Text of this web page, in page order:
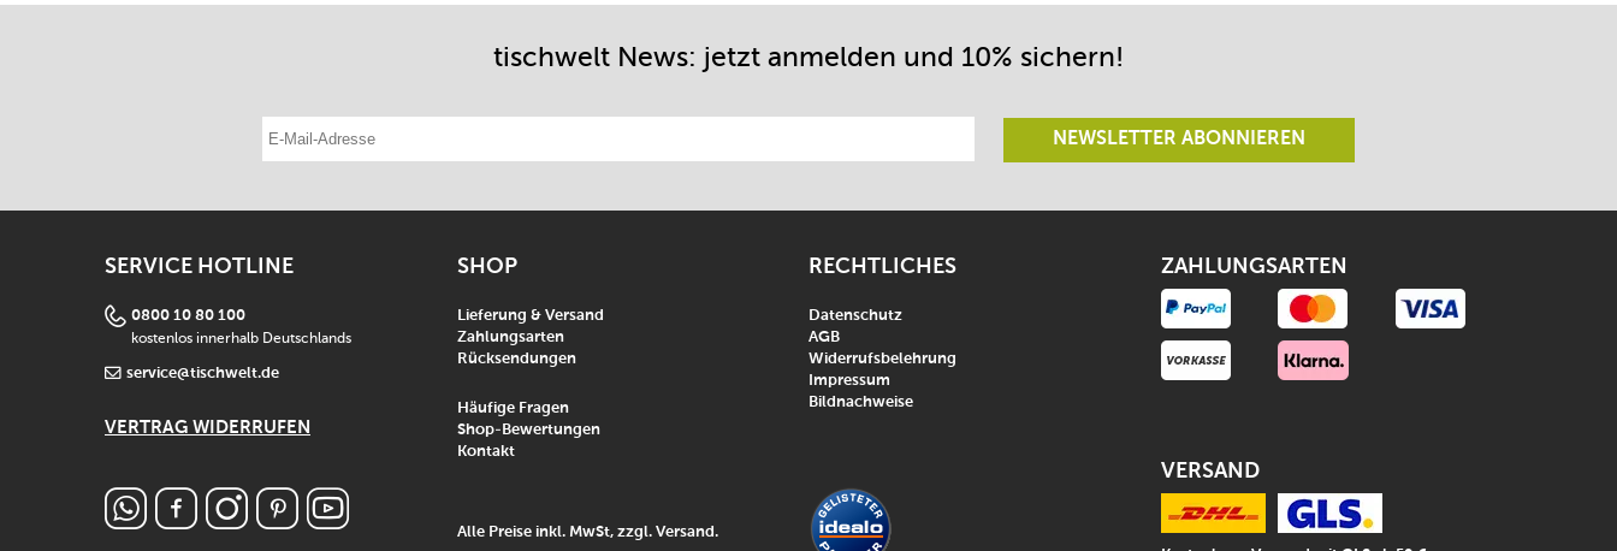
tischwelt News: jetzt anmelden und 10% sichern!
NEWSLETTER ABONNIEREN
SERVICE HOTLINE
0800 10 80 100
kostenlos innerhalb Deutschlands
service@tischwelt.de
VERTRAG WIDERRUFEN
SHOP
Lieferung & Versand
Zahlungsarten
Rücksendungen
Häufige Fragen
Shop-Bewertungen
Kontakt
Alle Preise inkl. MwSt, zzgl. Versand.
RECHTLICHES
Datenschutz
AGB
Widerrufsbelehrung
Impressum
Bildnachweise
ZAHLUNGSARTEN
VERSAND